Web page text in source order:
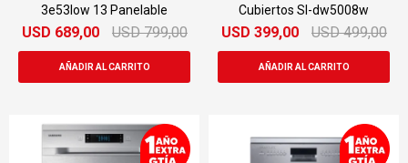
3e53low 13 Panelable
USD 689,00 USD 799,00
Cubiertos Sl-dw5008w
USD 399,00 USD 499,00